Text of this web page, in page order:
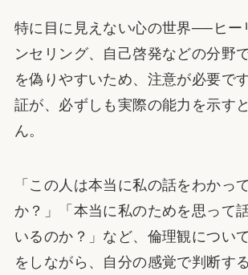
特に目に見えない心の世界──ヒー
ンセリング、自己啓発などの分野
を偽りやすいため、注意が必要で
証が、必ずしも実際の能力を示す
ん。
「この人は本当に私の話をわかっ
か？」「本当に私のためを思って
いるのか？」など、倫理観につい
をしながら、自分の感覚で判断す